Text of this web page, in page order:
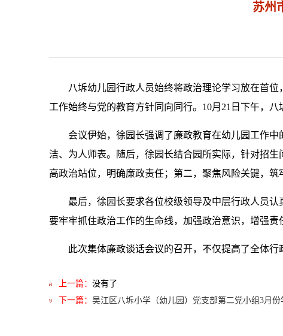
苏州
八坼幼儿园行政人员始终将政治理论学习放在首
工作始终与党的教育方针同向同行。10月21日下午，八
会议伊始，徐园长强调了廉政教育在幼儿园工作
洁、为人师表。随后， 徐园长结合园所实际，针对招生
高政治站位，明确廉政责任；第二，聚焦风险关键，
最后， 徐园长要求各位校级领导及中层行政人员
要牢牢抓住政治工作的生命线，加强政治意识，增强责
此次集体廉政谈话会议的召开，不仅提高了全体
上一篇： 没有了
下一篇： 吴江区八坼小学（幼儿园）党支部第二党小组3月份